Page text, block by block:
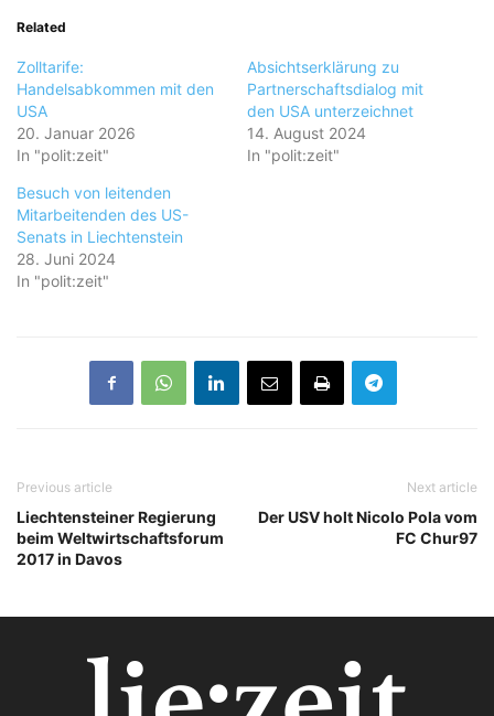
Related
Zolltarife:
Handelsabkommen mit den
USA
20. Januar 2026
In "polit:zeit"
Absichtserklärung zu
Partnerschaftsdialog mit
den USA unterzeichnet
14. August 2024
In "polit:zeit"
Besuch von leitenden
Mitarbeitenden des US-
Senats in Liechtenstein
28. Juni 2024
In "polit:zeit"
Previous article
Liechtensteiner Regierung
beim Weltwirtschaftsforum
2017 in Davos
Next article
Der USV holt Nicolo Pola vom
FC Chur97